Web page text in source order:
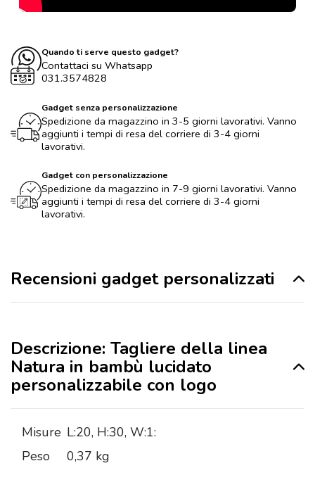
Quando ti serve questo gadget?
Contattaci su Whatsapp
031.3574828
Gadget senza personalizzazione
Spedizione da magazzino in 3-5 giorni lavorativi. Vanno
aggiunti i tempi di resa del corriere di 3-4 giorni
lavorativi.
Gadget con personalizzazione
Spedizione da magazzino in 7-9 giorni lavorativi. Vanno
aggiunti i tempi di resa del corriere di 3-4 giorni
lavorativi.
Recensioni gadget personalizzati
Descrizione: Tagliere della linea
Natura in bambù lucidato
personalizzabile con logo
Misure L:20, H:30, W:1:
Peso
0,37 kg